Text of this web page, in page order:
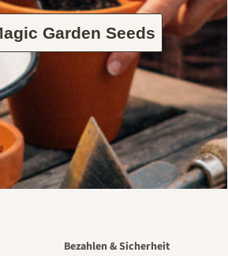
Garden Seeds
Bezahlen & Sicherheit